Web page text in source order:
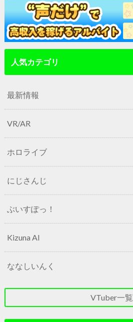
人気カテゴリ
最新情報
VR/AR
ホロライブ
にじさんじ
ぶいすぽっ！
Kizuna AI
ななしいんく
VTuber一覧